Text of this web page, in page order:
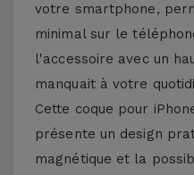
votre smartphone,
minimal sur le
l'accessoire avec un
manquait à votre
Cette coque pour
présente un design
magnétique et la